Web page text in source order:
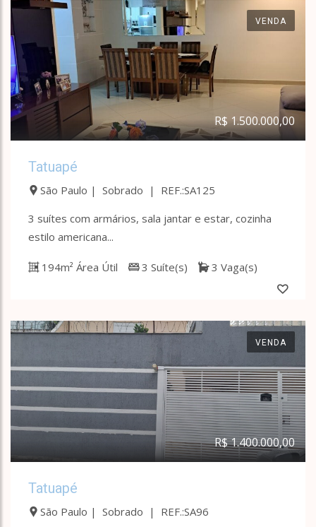
VENDA
R$ 1.500.000,00
Tatuapé
São Paulo | Sobrado | REF.:SA125
3 suítes com armários, sala jantar e estar, cozinha
estilo americana...
194m² Área Útil 3 Suíte(s) 3 Vaga(s)
VENDA
R$ 1.400.000,00
Tatuapé
São Paulo | Sobrado | REF.:SA96